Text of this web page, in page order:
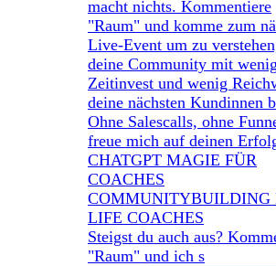
Steigst du auch aus?
"Raum" und ich s